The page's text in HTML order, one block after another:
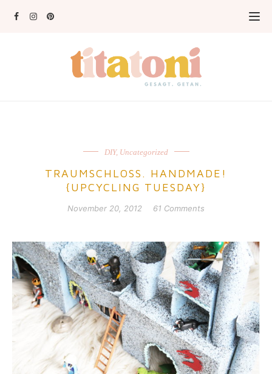
DIY, Uncategorized
TRAUMSCHLOSS. HANDMADE!
{UPCYCLING TUESDAY}
November 20, 2012 61 Comments